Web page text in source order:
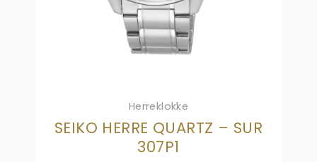
Herreklokke
SEIKO HERRE QUARTZ – SUR
307P1